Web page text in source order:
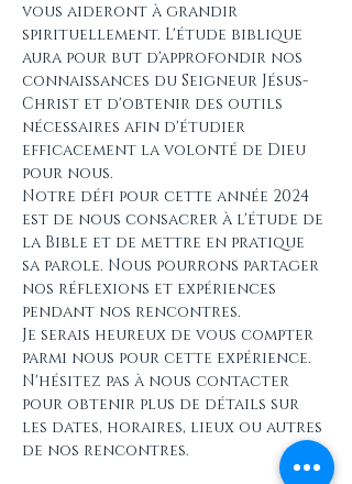
vous aideront à grandir
spirituellement. L'étude biblique
aura pour but d'approfondir nos
connaissances du Seigneur Jésus-
Christ et d'obtenir des outils
nécessaires afin d'étudier
efficacement la volonté de Dieu
pour nous.
Notre défi pour cette année 2024
est de nous consacrer à l'étude de
la Bible et de mettre en pratique
sa parole. Nous pourrons partager
nos réflexions et expériences
pendant nos rencontres.
Je serais heureux de vous compter
parmi nous pour cette expérience.
N'hésitez pas à nous contacter
pour obtenir plus de détails sur
les dates, horaires, lieux ou autres
de nos rencontres.